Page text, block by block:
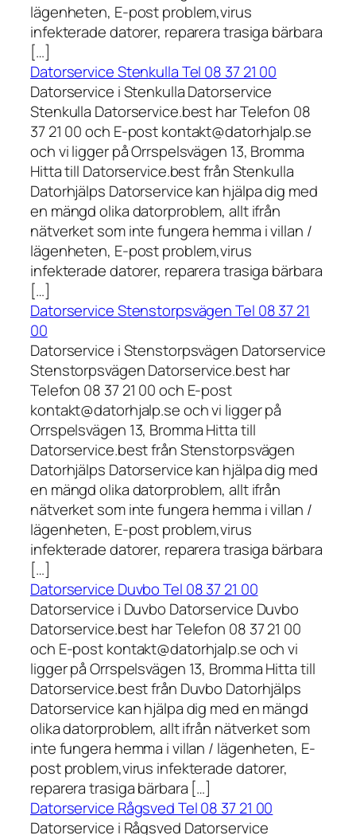
lägenheten, E-post problem,virus
infekterade datorer, reparera trasiga bärbara
[…]
Datorservice Stenkulla Tel 08 37 21 00
Datorservice i Stenkulla Datorservice
Stenkulla Datorservice.best har Telefon 08
37 21 00 och E-post kontakt@datorhjalp.se
och vi ligger på Orrspelsvägen 13, Bromma
Hitta till Datorservice.best från Stenkulla
Datorhjälps Datorservice kan hjälpa dig med
en mängd olika datorproblem, allt ifrån
nätverket som inte fungera hemma i villan /
lägenheten, E-post problem,virus
infekterade datorer, reparera trasiga bärbara
[…]
Datorservice Stenstorpsvägen Tel 08 37 21
00
Datorservice i Stenstorpsvägen Datorservice
Stenstorpsvägen Datorservice.best har
Telefon 08 37 21 00 och E-post
kontakt@datorhjalp.se och vi ligger på
Orrspelsvägen 13, Bromma Hitta till
Datorservice.best från Stenstorpsvägen
Datorhjälps Datorservice kan hjälpa dig med
en mängd olika datorproblem, allt ifrån
nätverket som inte fungera hemma i villan /
lägenheten, E-post problem,virus
infekterade datorer, reparera trasiga bärbara
[…]
Datorservice Duvbo Tel 08 37 21 00
Datorservice i Duvbo Datorservice Duvbo
Datorservice.best har Telefon 08 37 21 00
och E-post kontakt@datorhjalp.se och vi
ligger på Orrspelsvägen 13, Bromma Hitta till
Datorservice.best från Duvbo Datorhjälps
Datorservice kan hjälpa dig med en mängd
olika datorproblem, allt ifrån nätverket som
inte fungera hemma i villan / lägenheten, E-
post problem,virus infekterade datorer,
reparera trasiga bärbara […]
Datorservice Rågsved Tel 08 37 21 00
Datorservice i Rågsved Datorservice